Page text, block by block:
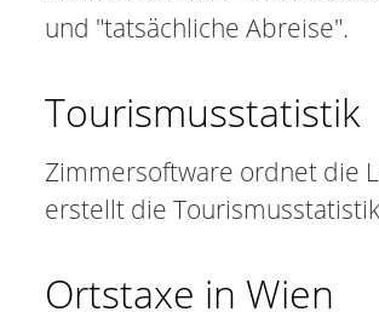
und "tatsächliche Abreise".
Tourismusstatistik
Zimmersoftware ordnet die
erstellt die
Ortstaxe in Wien